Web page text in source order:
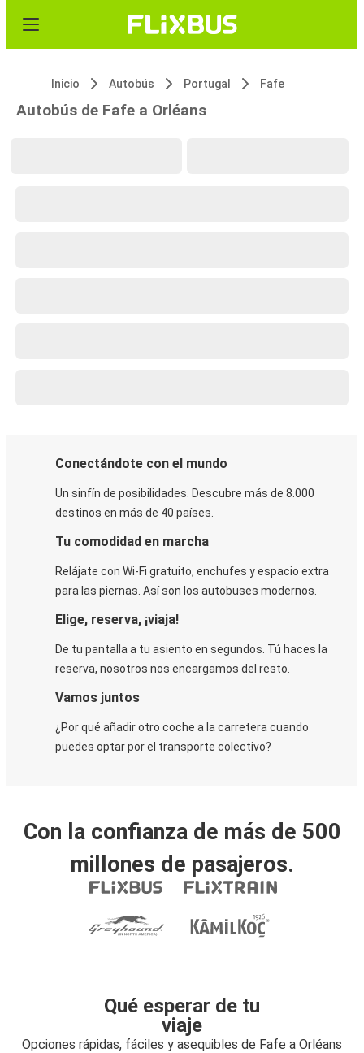
Inicio Autobús Portugal Fafe
Autobús de Fafe a Orléans
Conectándote con el mundo
Un sinfín de posibilidades. Descubre más de 8.000
destinos en más de 40 países.
Tu comodidad en marcha
Relájate con Wi-Fi gratuito, enchufes y espacio extra
para las piernas. Así son los autobuses modernos.
Elige, reserva, ¡viaja!
De tu pantalla a tu asiento en segundos. Tú haces la
reserva, nosotros nos encargamos del resto.
Vamos juntos
¿Por qué añadir otro coche a la carretera cuando
puedes optar por el transporte colectivo?
Con la confianza de más de 500
millones de pasajeros.
Qué esperar de tu
viaje
Opciones rápidas, fáciles y asequibles de Fafe a Orléans